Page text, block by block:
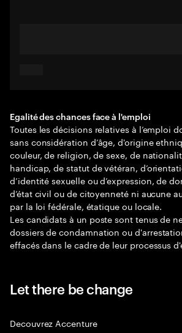
Egalité des chances face à l'emploi
Toutes les décisions relatives à l’emploi
sans considération d’âge, d'origine
couleur, de religion, de sexe, de
handicap, de statut de vétéran,
d’identité sexuelle ou d’expression, de
d’état civil ou de citoyenneté ni aucune
par la loi fédérale, étatique ou locale.
Les candidats à un poste sont tenus de
dossiers de condamnation ou
effacés dans le cadre de leur processus
Let there be change
Decouvrez Accenture